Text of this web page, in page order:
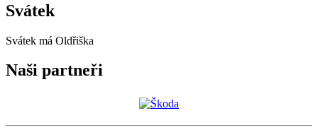
Svátek
Svátek má Oldřiška
Naši partneři